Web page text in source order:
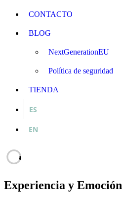
CONTACTO
BLOG
NextGenerationEU
Política de seguridad
TIENDA
ES
EN
Experiencia y Emoción